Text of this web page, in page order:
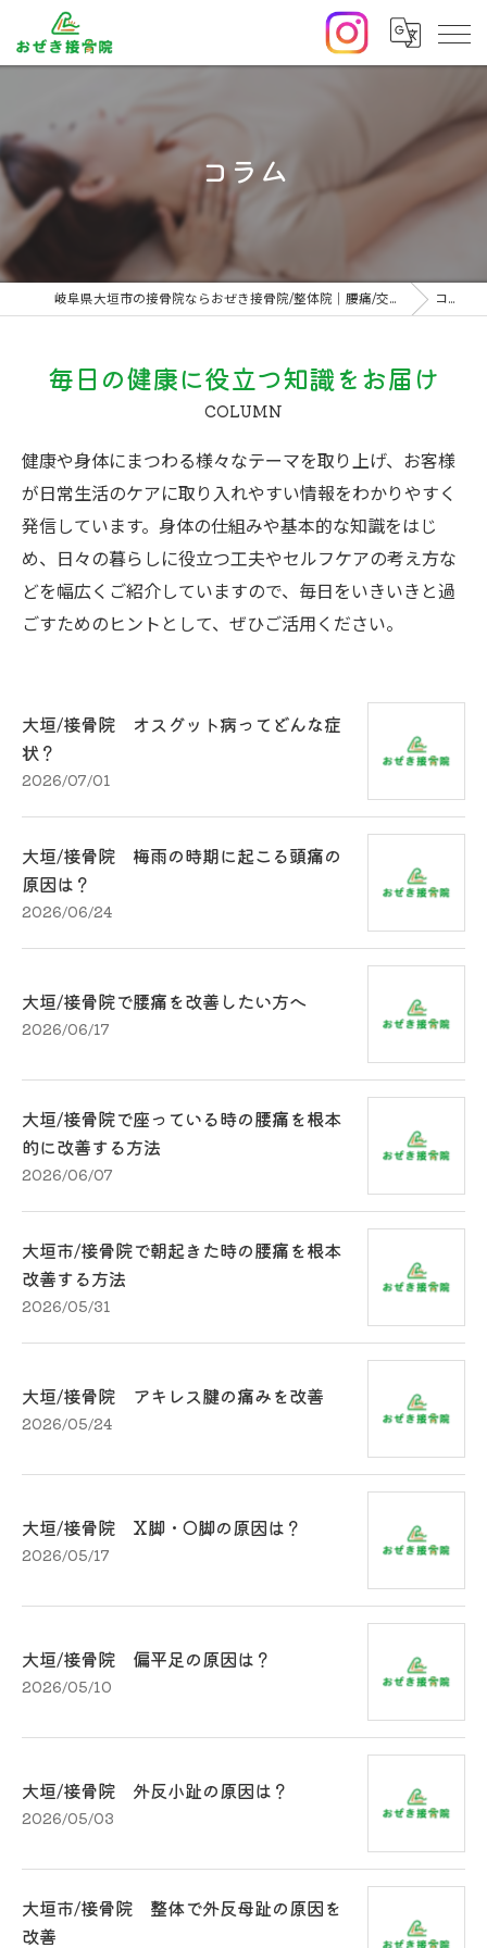
コラム
岐阜県大垣市の接骨院ならおぜき接骨院/整体院｜腰痛/交通事故治療/肩こり コラム
毎日の健康に役立つ知識をお届け
COLUMN
健康や身体にまつわる様々なテーマを取り上げ、お客様
が日常生活のケアに取り入れやすい情報をわかりやすく
発信しています。身体の仕組みや基本的な知識をはじ
め、日々の暮らしに役立つ工夫やセルフケアの考え方な
どを幅広くご紹介していますので、毎日をいきいきと過
ごすためのヒントとして、ぜひご活用ください。
大垣/接骨院 オスグット病ってどんな症
状？
2026/07/01
大垣/接骨院 梅雨の時期に起こる頭痛の
原因は？
2026/06/24
大垣/接骨院で腰痛を改善したい方へ
2026/06/17
大垣/接骨院で座っている時の腰痛を根本
的に改善する方法
2026/06/07
大垣市/接骨院で朝起きた時の腰痛を根本
改善する方法
2026/05/31
大垣/接骨院 アキレス腱の痛みを改善
2026/05/24
大垣/接骨院 X脚・O脚の原因は？
2026/05/17
大垣/接骨院 偏平足の原因は？
2026/05/10
大垣/接骨院 外反小趾の原因は？
2026/05/03
大垣市/接骨院 整体で外反母趾の原因を
改善